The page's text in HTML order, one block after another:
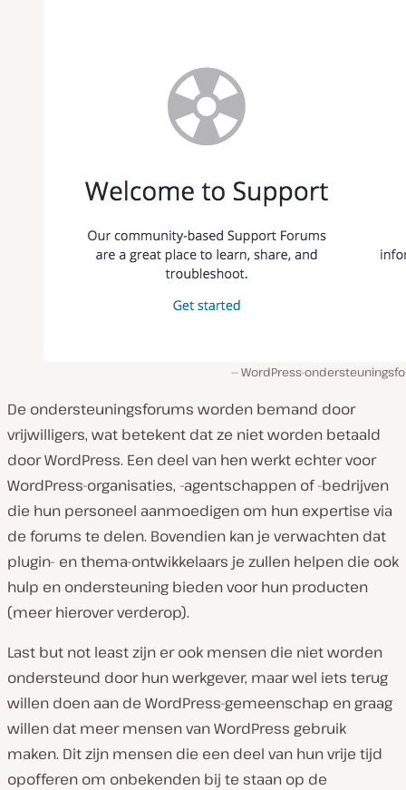
WordPress-
De ondersteuningsforums worden bemand door
vrijwilligers, wat betekent dat ze niet worden betaald
door WordPress. Een deel van hen werkt echter voor
WordPress-organisaties, -agentschappen of -bedrijven
die hun personeel aanmoedigen om hun expertise via
de forums te delen. Bovendien kan je verwachten dat
plugin- en thema-ontwikkelaars je zullen helpen die ook
hulp en ondersteuning bieden voor hun producten
(meer hierover verderop).
Last but not least zijn er ook mensen die niet worden
ondersteund door hun werkgever, maar wel iets terug
willen doen aan de WordPress-gemeenschap en graag
willen dat meer mensen van WordPress gebruik
maken. Dit zijn mensen die een deel van hun vrije tijd
opofferen om onbekenden bij te staan op de